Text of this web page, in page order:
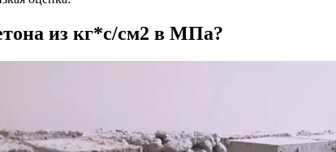
из кг*с/см2 в МПа?